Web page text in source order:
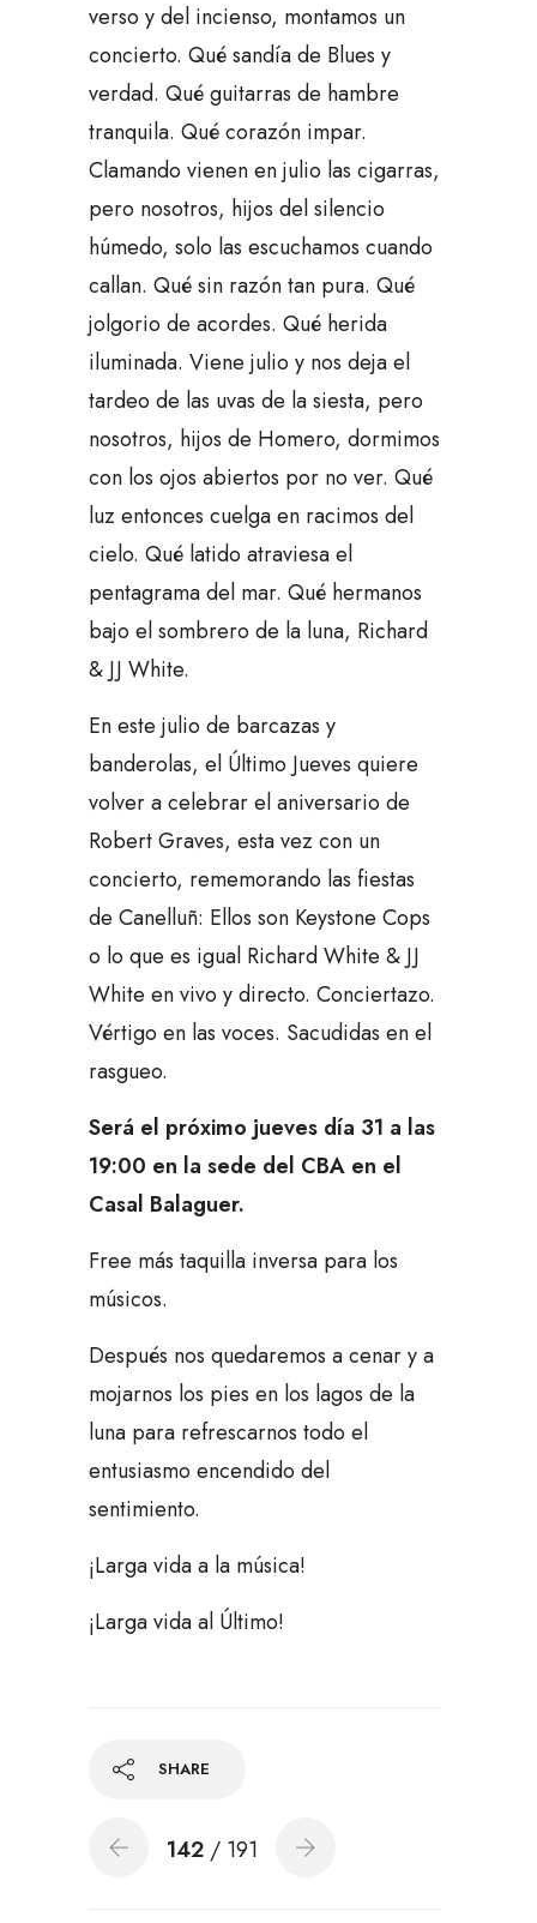
verso y del incienso, montamos un
concierto. Qué sandía de Blues y
verdad. Qué guitarras de hambre
tranquila. Qué corazón impar.
Clamando vienen en julio las cigarras,
pero nosotros, hijos del silencio
húmedo, solo las escuchamos cuando
callan. Qué sin razón tan pura. Qué
jolgorio de acordes. Qué herida
iluminada. Viene julio y nos deja el
tardeo de las uvas de la siesta, pero
nosotros, hijos de Homero, dormimos
con los ojos abiertos por no ver. Qué
luz entonces cuelga en racimos del
cielo. Qué latido atraviesa el
pentagrama del mar. Qué hermanos
bajo el sombrero de la luna, Richard
& JJ White.
En este julio de barcazas y
banderolas, el Último Jueves quiere
volver a celebrar el aniversario de
Robert Graves, esta vez con un
concierto, rememorando las fiestas
de Canelluñ: Ellos son Keystone Cops
o lo que es igual Richard White & JJ
White en vivo y directo. Conciertazo.
Vértigo en las voces. Sacudidas en el
rasgueo.
Será el próximo jueves día 31 a las
19:00 en la sede del CBA en el
Casal Balaguer.
Free más taquilla inversa para los
músicos.
Después nos quedaremos a cenar y a
mojarnos los pies en los lagos de la
luna para refrescarnos todo el
entusiasmo encendido del
sentimiento.
¡Larga vida a la música!
¡Larga vida al Último!
SHARE
142 / 191